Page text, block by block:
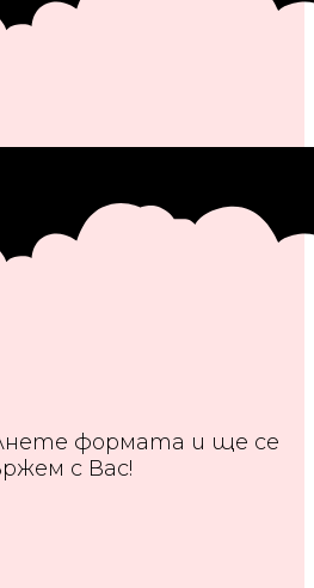
формата и ще се
с Вас!